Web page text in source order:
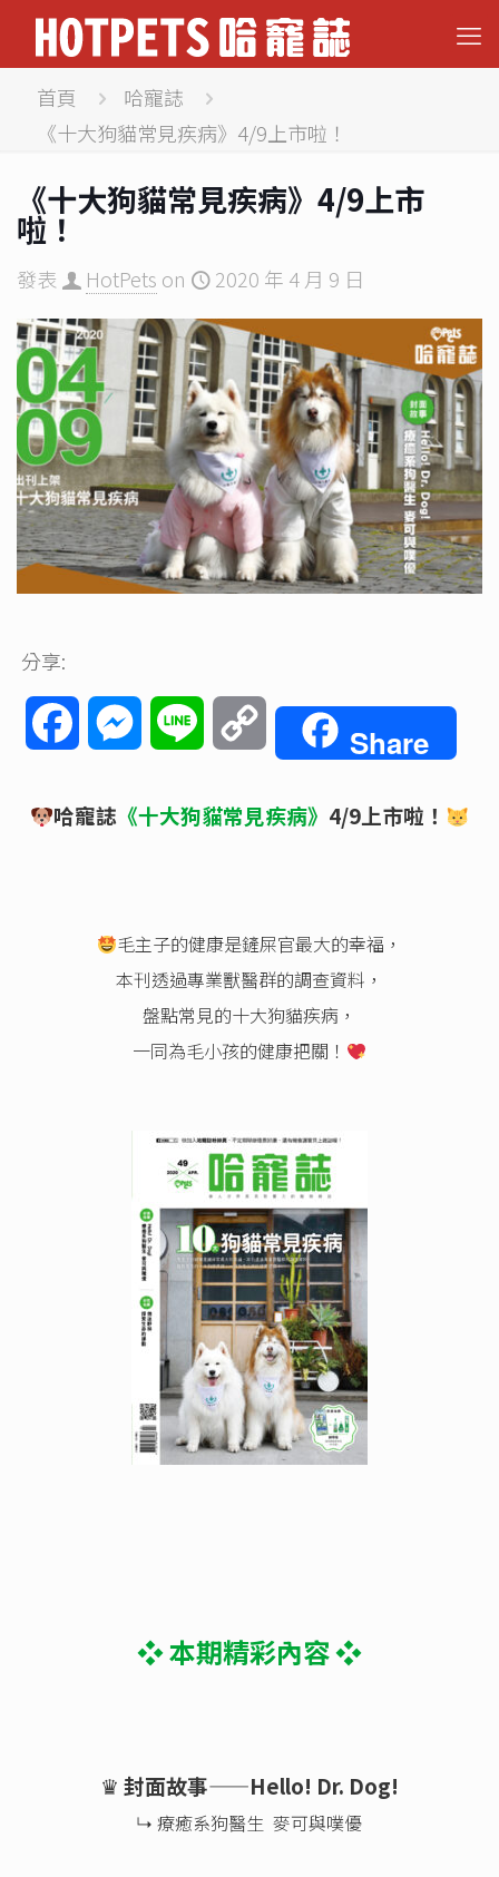
首頁
哈寵誌
《十大狗貓常見疾病》4/9上市啦！
《十大狗貓常見疾病》4/9上市
啦！
發表 HotPets on 2020 年 4 月 9 日
分享:
FacebookMessenger
Line
Copy
Share
哈寵誌《十大狗貓常見疾病》 4/9上市啦！
毛主子的健康是鏟屎官最大的幸福，
本刊透過專業獸醫群的調查資料，
盤點常見的十大狗貓疾病，
一同為毛小孩的健康把關！
❖ 本期精彩內容 ❖
♛ 封面故事——Hello! Dr. Dog!
↳ 療癒系狗醫生 麥可與噗優